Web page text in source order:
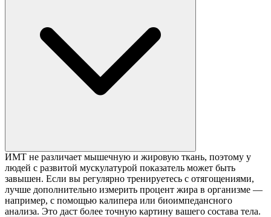
ИМТ не различает мышечную и жировую ткань, поэтому у
людей с развитой мускулатурой показатель может быть
завышен. Если вы регулярно тренируетесь с отягощениями,
лучше дополнительно измерить процент жира в организме —
например, с помощью калипера или биоимпедансного
анализа. Это даст более точную картину вашего состава тела.